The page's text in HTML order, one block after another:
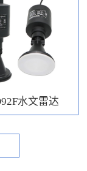
水文雷达